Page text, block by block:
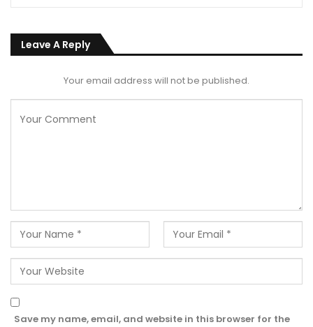
Leave A Reply
Your email address will not be published.
Save my name, email, and website in this browser for the